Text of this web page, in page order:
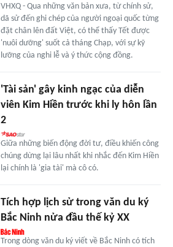
VHXQ - Qua những văn bản xưa, từ chính sử,
dã sử đến ghi chép của người ngoại quốc từng
đặt chân lên đất Việt, có thể thấy Tết được
'nuôi dưỡng' suốt cả tháng Chạp, với sự kỹ
lưỡng của nghi lễ và ý thức cộng đồng.
'Tài sản' gây kinh ngạc của diễn
viên Kim Hiền trước khi ly hôn lần
2
Giữa những biến động đời tư, điều khiến công
chúng dừng lại lâu nhất khi nhắc đến Kim Hiền
lại chính là 'gia tài' mà cô có.
Tích hợp lịch sử trong văn du ký
Bắc Ninh nửa đầu thế kỷ XX
Trong dòng văn du ký viết về Bắc Ninh có tích